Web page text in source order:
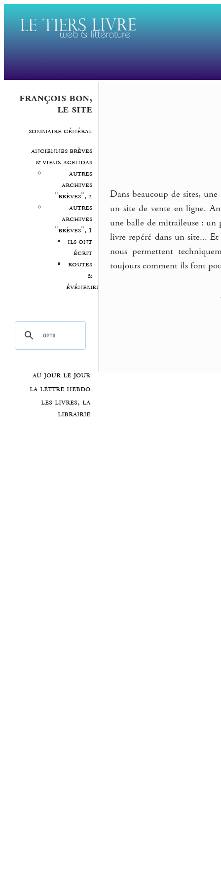
françois bon,
le site
sommaire général
anciennes brèves
& vieux agendas
autres
archives
"brèves", 2
autres
archives
"brèves", 1
ils ont
écrit
routes
&
événements
au jour le jour
la lettre hebdo
les livres, la
librairie
Dans beaucoup de sites,
un site de vente en ligne.
une balle de mitraileuse : un
livre repéré dans un site...
nous permettent
toujours comment ils font